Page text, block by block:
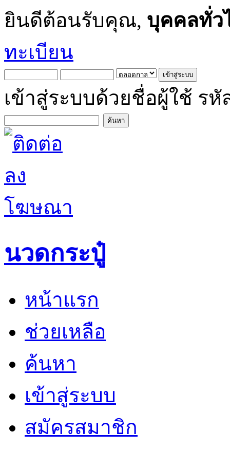
ยินดีต้อนรับคุณ, บุคคลทั่ว
ทะเบียน
เข้าสู่ระบบด้วยชื่อผู้ใช้ รหั
นวดกระปู๋
หน้าแรก
ช่วยเหลือ
ค้นหา
เข้าสู่ระบบ
สมัครสมาชิก